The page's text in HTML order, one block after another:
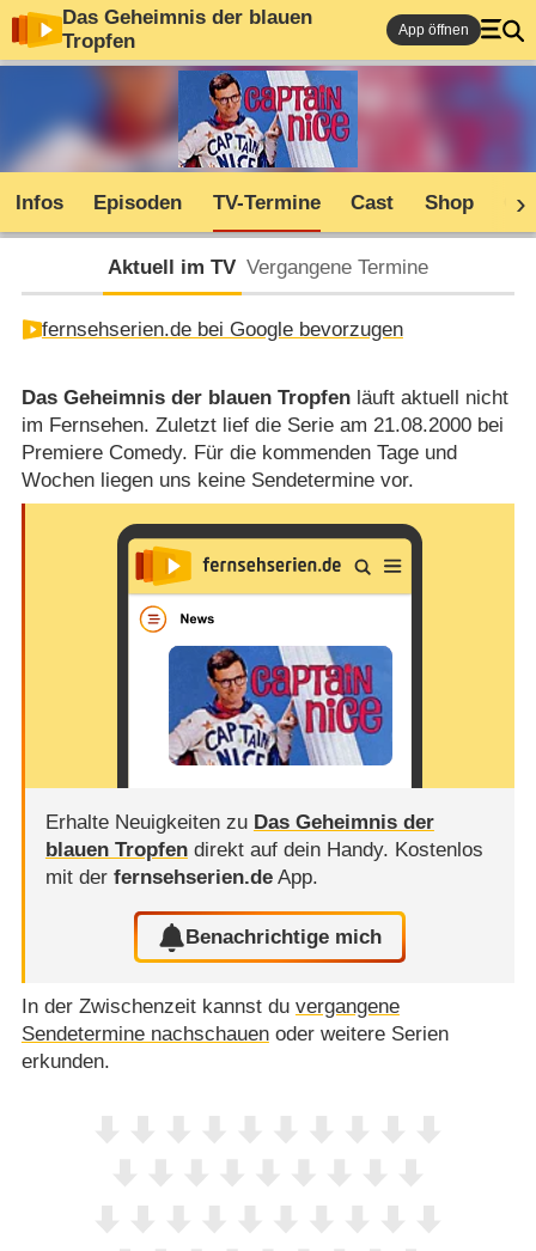
Das Geheimnis der blauen
Tropfen
App öffnen
Infos Episoden TV-Termine Cast Shop
Aktuell im TV Vergangene Termine
fernsehserien.de bei Google bevorzugen
Das Geheimnis der blauen Tropfenläuft aktuell nicht
im Fernsehen. Zuletzt lief die Serie am 21.08.2000 bei
Premiere Comedy. Für die kommenden Tage und
Wochen liegen uns keine Sendetermine vor.
Erhalte Neuigkeiten zu Das Geheimnis der
blauen Tropfendirekt auf dein Handy. Kostenlos
mit der fernsehserien.deApp.
Benachrichtige mich
In der Zwischenzeit kannst du vergangene
Sendetermine nachschauenoder weitere Serien
erkunden.